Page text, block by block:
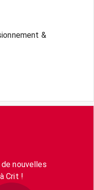
&
nouvelles
Crit !